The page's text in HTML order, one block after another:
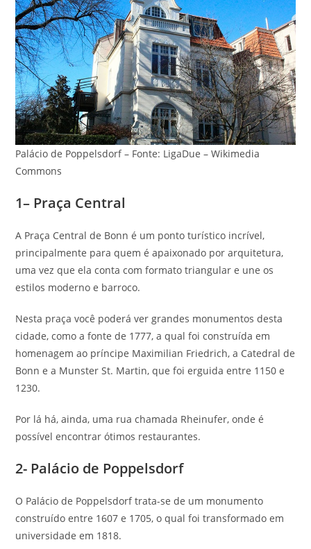
Palácio de Poppelsdorf – Fonte: LigaDue – Wikimedia
Commons
1– Praça Central
A Praça Central de Bonn é um ponto turístico incrível,
principalmente para quem é apaixonado por arquitetura,
uma vez que ela conta com formato triangular e une os
estilos moderno e barroco.
Nesta praça você poderá ver grandes monumentos desta
cidade, como a fonte de 1777, a qual foi construída em
homenagem ao príncipe Maximilian Friedrich, a Catedral de
Bonn e a Munster St. Martin, que foi erguida entre 1150 e
1230.
Por lá há, ainda, uma rua chamada Rheinufer, onde é
possível encontrar ótimos restaurantes.
2- Palácio de Poppelsdorf
O Palácio de Poppelsdorf trata-se de um monumento
construído entre 1607 e 1705, o qual foi transformado em
universidade em 1818.